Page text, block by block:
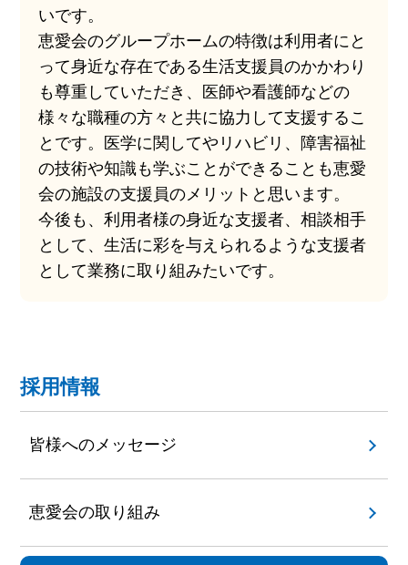
いです。
恵愛会のグループホームの特徴は利用者にと
って身近な存在である生活支援員のかかわり
も尊重していただき、医師や看護師などの
様々な職種の方々と共に協力して支援するこ
とです。医学に関してやリハビリ、障害福祉
の技術や知識も学ぶことができることも恵愛
会の施設の支援員のメリットと思います。
今後も、利用者様の身近な支援者、相談相手
として、生活に彩を与えられるような支援者
として業務に取り組みたいです。
採用情報
皆様へのメッセージ
恵愛会の取り組み